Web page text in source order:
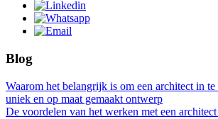
Blog
Waarom het belangrijk is om een architect in te
uniek en op maat gemaakt ontwerp
De voordelen van het werken met een